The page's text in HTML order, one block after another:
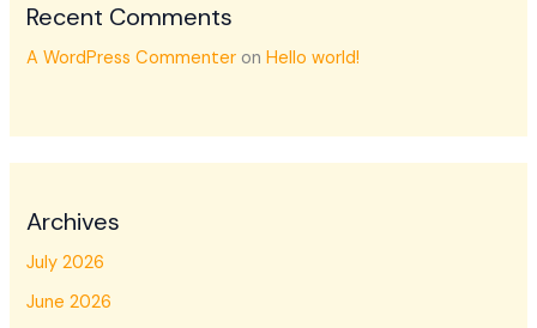
Recent Comments
A WordPress Commenter onHello world!
Archives
July 2026
June 2026